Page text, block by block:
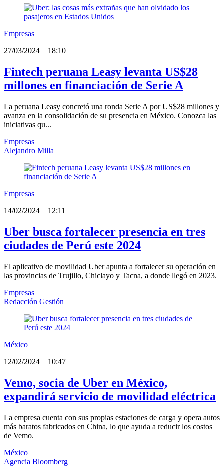
Empresas
27/03/2024
18:10
Fintech peruana Leasy levanta US$28
millones en financiación de Serie A
La peruana Leasy concretó una ronda Serie A por US$28 millones y
avanza en la consolidación de su presencia en México. Conozca las
iniciativas qu...
Empresas
Alejandro Milla
Empresas
14/02/2024
12:11
Uber busca fortalecer presencia en tres
ciudades de Perú este 2024
El aplicativo de movilidad Uber apunta a fortalecer su operación en
las provincias de Trujillo, Chiclayo y Tacna, a donde llegó en 2023.
Empresas
Redacción Gestión
México
12/02/2024
10:47
Vemo, socia de Uber en México,
expandirá servicio de movilidad eléctrica
La empresa cuenta con sus propias estaciones de carga y opera autos
más baratos fabricados en China, lo que ayuda a reducir los costos
de Vemo.
México
Agencia Bloomberg